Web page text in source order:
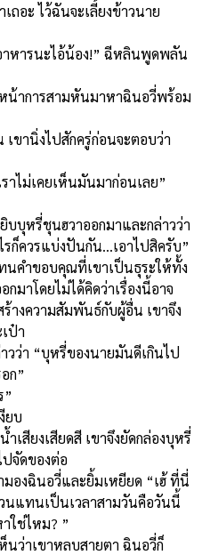
ถอะ ไว้ฉันจะเลี้ยงข้าวนาย
หารนะไอ้น้อง!” ฉีหลินพูดพลัน
น้าการสามหันมาหาฉินอวี่พร้อม
เขานิ่งไปสักครู่ก่อนจะตอบว่า
าไม่เคยเห็นมันมาก่อนเลย”
บุหรี่ชุนฮวาออกมาและกล่าวว่า
ก็ควรแบ่งปันกัน...เอาไปสิครับ”
คำขอบคุณที่เขาเป็นธุระให้ทั้ง
มาโดยไม่ได้คิดว่าเรื่องนี้อาจ
างความสัมพันธ์กับผู้อื่น เขาจึง
ป๋า
ว่า “บุหรี่ของนายมันดีเกินไป
ก”
”
ยบ
เสียงเสียดสี เขาจึงยัดกล่องบุหรี่
จัดของต่อ
องฉินอวี่และยิ้มเหยียด “เฮ้ ที่นี่
นแทนเป็นเวลาสามวันคือวันนี้
ใช่ไหม? ”
ว่าเขาหลบสายตา ฉินอวี่ก็